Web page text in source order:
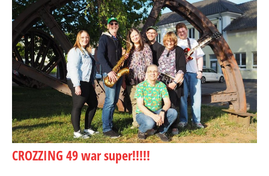
CROZZING 49 war super!!!!!